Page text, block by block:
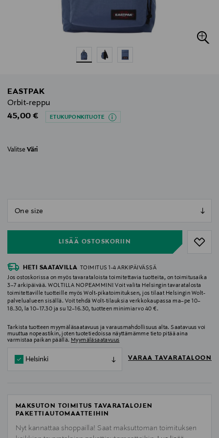
EASTPAK
Orbit-reppu
Original Price
45,00 € ETUKUPONKITUOTE
Valitse Väri
LISÄÄ OSTOSKORIIN
HETI SAATAVILLA
TOIMITUS 1-4 ARKIPÄIVÄSSÄ
Jos ostoskorissa on myös tavarataloista toimitettavia tuotteita, on toimitusaika
3–7 arkipäivää. WOLTILLA NOPEAMMIN! Voit valita Helsingin tavaratalosta
toimitettaville tuotteille myös Wolt-pikatoimituksen, jos tilaat Helsingin Wolt-
palvelualueen sisällä. Voit tehdä Wolt-tilauksia verkkokaupassa ma–pe 10–
18.30, la 10–17.30 ja su 12–16.30, tuotteen minimiarvo 40 €.
Tarkista tuotteen myymäläsaatavuus ja varausmahdollisuus alta. Saatavuus voi
muuttua nopeastikin, joten tuotetiedoissa näyttämämme tieto pitää aina
varmistaa paikan päällä. Myymäläsaatavuus
Helsinki VARAA TAVARATALOON
MAKSUTON TOIMITUS TAVARATALOJEN
PAKETTIAUTOMAATTEIHIN
Nyt kannattaa shoppailla! Saat maksuttoman toimituksen